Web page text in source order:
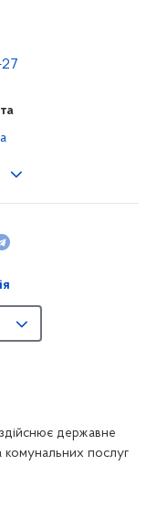
здійснює державне
комунальних послуг